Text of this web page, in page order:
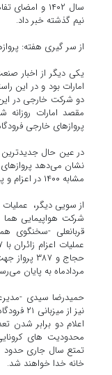
نیم گذشته خبر داد.
از سر گیری هفته:
یکی دیگر از اخبار
امارات بود و در این
دو شرکت خارجی در این
مقصد امارات روزانه
پروازهای خارجی فرودگاه لارستان به
در عین حال جدیدترین
مشابه ۱۴۰۰ در اعزام و پذیرش مسافر ۱۰ درصد کاهش داشته است.
شرکت هواپیمایی هما
قربانعلی -سخنگوی
حجاج و
مردادماه به پایان
حمیدرضا سیدی -
اعلام دو برابر شدن
محدودیت های
خانه خدا خواهند شد.